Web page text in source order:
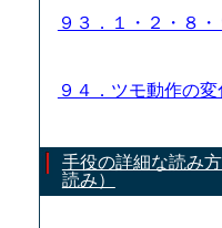
９３．１・２・８
９４．ツモ動作の
手役の詳細な読み
読み）